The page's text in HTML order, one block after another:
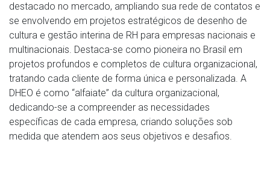
destacado no mercado, ampliando sua rede de contatos e
se envolvendo em projetos estratégicos de desenho de
cultura e gestão interina de RH para empresas nacionais e
multinacionais. Destaca-se como pioneira no Brasil em
projetos profundos e completos de cultura organizacional,
tratando cada cliente de forma única e personalizada. A
DHEO é como “alfaiate” da cultura organizacional,
dedicando-se a compreender as necessidades
específicas de cada empresa, criando soluções sob
medida que atendem aos seus objetivos e desafios.